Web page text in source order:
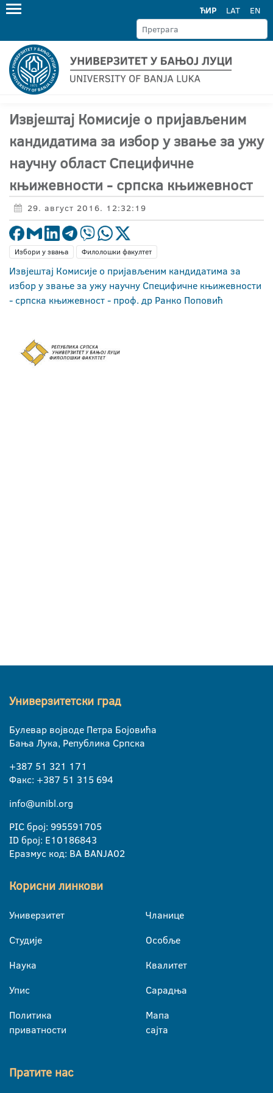
ЋИР LAT EN
Извјештај Комисије о пријављеним
кандидатима за избор у звање за ужу
научну област Специфичне
књижевности - српска књижевност
29. август 2016. 12:32:19
Избори у звања Филолошки факултет
Извјештај Комисије о пријављеним кандидатима за
избор у звање за ужу научну Специфичне књижевности
- српска књижевност - проф. др Ранко Поповић
Универзитетски град
Булевар војводе Петра Бојовића
Бања Лука, Република Српска
+387 51 321 171
Факс: +387 51 315 694
info@unibl.org
PIC број: 995591705
ID број: E10186843
Еразмус код: BA BANJA02
Корисни линкови
Универзитет
Студије
Наука
Упис
Политика
приватности
Чланице
Особље
Квалитет
Сарадња
Мапа
сајта
Пратите нас